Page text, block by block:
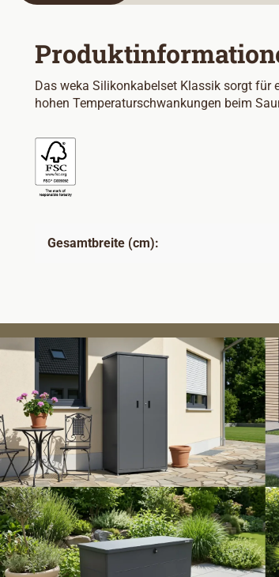
Das weka Silikonkabelset Klassik sorgt für
hohen Temperaturschwankungen beim
Gesamtbreite (cm):